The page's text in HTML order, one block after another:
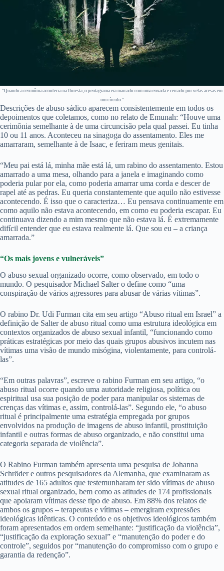
“Quando a cerimônia acontecia na floresta, o pentagrama era marcado com uma enxada e cercado por velas acesas em
um círculo.”
Descrições de abuso sádico aparecem consistentemente em todos os
depoimentos que coletamos, como no relato de Emunah: “Houve uma
cerimônia semelhante à de uma circuncisão pela qual passei. Eu tinha
10 ou 11 anos. Aconteceu na sinagoga do assentamento. Eles me
amarraram, semelhante à de Isaac, e feriram meus genitais.
“Meu pai está lá, minha mãe está lá, um rabino do assentamento. Estou
amarrado a uma mesa, olhando para a janela e imaginando como
poderia pular por ela, como poderia amarrar uma corda e descer de
rapel até as pedras. Eu queria constantemente que aquilo não estivesse
acontecendo. É isso que o caracteriza… Eu pensava continuamente em
como aquilo não estava acontecendo, em como eu poderia escapar. Eu
continuava dizendo a mim mesmo que não estava lá. É extremamente
difícil entender que eu estava realmente lá. Que sou eu – a criança
amarrada.”
“Os mais jovens e vulneráveis”
O abuso sexual organizado ocorre, como observado, em todo o
mundo. O pesquisador Michael Salter o define como “uma
conspiração de vários agressores para abusar de várias vítimas”.
O rabino Dr. Udi Furman cita em seu artigo “Abuso ritual em Israel” a
definição de Salter de abuso ritual como uma estrutura ideológica em
contextos organizados de abuso sexual infantil, “funcionando como
práticas estratégicas por meio das quais grupos abusivos incutem nas
vítimas uma visão de mundo misógina, violentamente, para controlá-
las”.
“Em outras palavras”, escreve o rabino Furman em seu artigo, “o
abuso ritual ocorre quando uma autoridade religiosa, política ou
espiritual usa sua posição de poder para manipular os sistemas de
crenças das vítimas e, assim, controlá-las”. Segundo ele, “o abuso
ritual é principalmente uma estratégia empregada por grupos
envolvidos na produção de imagens de abuso infantil, prostituição
infantil e outras formas de abuso organizado, e não constitui uma
categoria separada de violência”.
O Rabino Furman também apresenta uma pesquisa de Johanna
Schröder e outros pesquisadores da Alemanha, que examinaram as
atitudes de 165 adultos que testemunharam ter sido vítimas de abuso
sexual ritual organizado, bem como as atitudes de 174 profissionais
que apoiaram vítimas desse tipo de abuso. Em 88% dos relatos de
ambos os grupos – terapeutas e vítimas – emergiram expressões
ideológicas idênticas. O conteúdo e os objetivos ideológicos também
foram apresentados em ordem semelhante: “justificação da violência”,
“justificação da exploração sexual” e “manutenção do poder e do
controle”, seguidos por “manutenção do compromisso com o grupo e
garantia da redenção”.